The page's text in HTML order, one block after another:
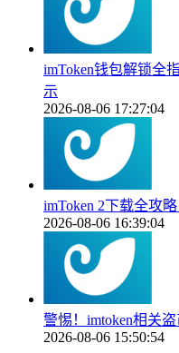
imToken钱包解锁全
示
2026-08-06 17:27:04
imToken 2下载全攻
2026-08-06 16:39:04
警惕！imtoken相关
2026-08-06 15:50:54